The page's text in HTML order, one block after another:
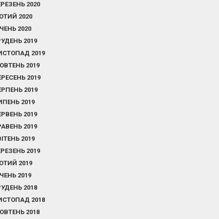
2020
2020
2020
2019
2019
2019
2019
2019
2019
2019
2019
2019
2019
2019
2019
2018
2018
2018